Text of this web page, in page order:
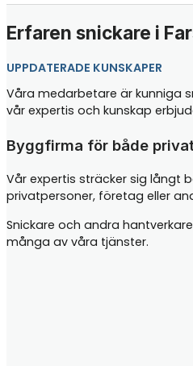
Erfaren snickare i
UPPDATERADE KUNSKAPER
Våra medarbetare är kunniga
vår expertis och kunskap
Byggfirma för både
Vår expertis sträcker sig långt
privatpersoner, företag eller
Snickare och andra
många av våra tjänster.